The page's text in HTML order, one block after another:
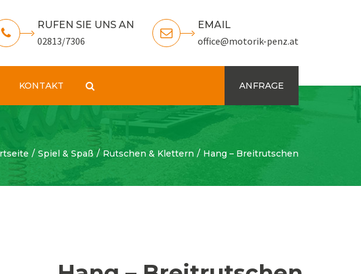
RUFEN SIE UNS AN
02813/7306
EMAIL
office@motorik-penz.at
KONTAKT ANFRAGE
Spiel & Spaß Rutschen & Klettern Hang – Breitrutschen